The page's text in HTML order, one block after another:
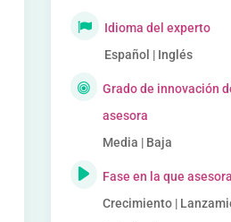
Idioma del experto
Español | Inglés
Grado de innovación
asesora
Media | Baja
Fase en la que asesora
Crecimiento |